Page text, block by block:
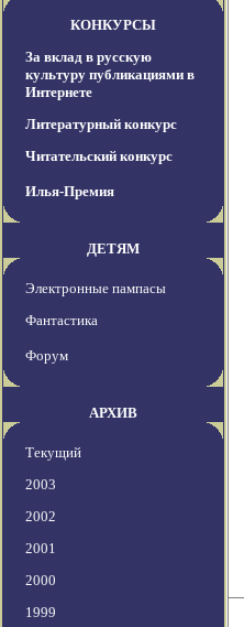
КОНКУРСЫ
За вклад в русскую
культуру публикациями в
Интернете
Литературный конкурс
Читательский конкурс
Илья-Премия
ДЕТЯМ
Электронные пампасы
Фантастика
Форум
АРХИВ
Текущий
2003
2002
2001
2000
1999